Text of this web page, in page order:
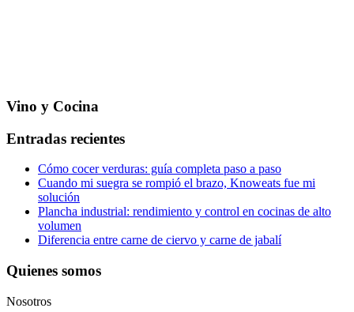
Vino y Cocina
Entradas recientes
Cómo cocer verduras: guía completa paso a paso
Cuando mi suegra se rompió el brazo, Knoweats fue mi
solución
Plancha industrial: rendimiento y control en cocinas de alto
volumen
Diferencia entre carne de ciervo y carne de jabalí
Quienes somos
Nosotros